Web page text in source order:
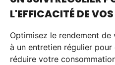
L'EFFICACITÉ DE
Optimisez le rendement de
à un entretien régulier pour
réduire votre